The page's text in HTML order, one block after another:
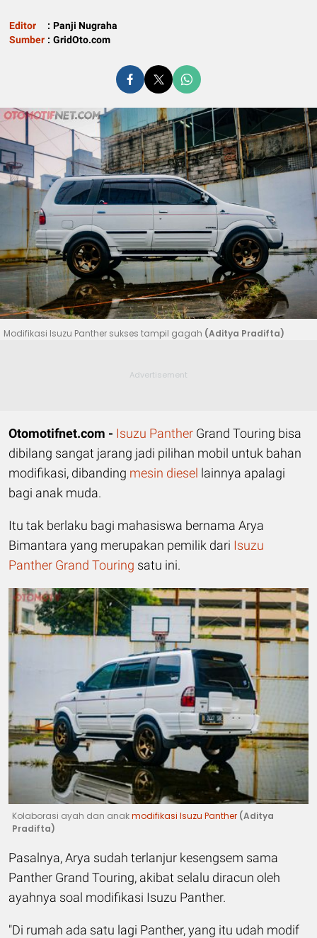
Editor : Panji Nugraha
Sumber : GridOto.com
Modifikasi Isuzu Panther sukses tampil gagah (Aditya Pradifta)
Otomotifnet.com - Isuzu Panther Grand Touring bisa
dibilang sangat jarang jadi pilihan mobil untuk bahan
modifikasi, dibanding mesin diesel lainnya apalagi
bagi anak muda.
Itu tak berlaku bagi mahasiswa bernama Arya
Bimantara yang merupakan pemilik dari Isuzu
Panther Grand Touring satu ini.
Kolaborasi ayah dan anakmodifikasi Isuzu Panther (Aditya
Pradifta)
Pasalnya, Arya sudah terlanjur kesengsem sama
Panther Grand Touring, akibat selalu diracun oleh
ayahnya soal modifikasi Isuzu Panther.
"Di rumah ada satu lagi Panther, yang itu udah modif